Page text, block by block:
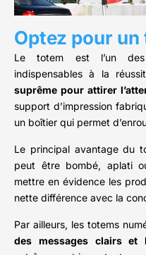
Optez pour un
Le totem est l’un des
indispensables à la
suprême pour attirer
support d’impression
un boîtier qui permet
Le principal avantage du
peut être bombé, aplati
mettre en évidence les
nette différence avec la
Par ailleurs, les totems
des messages clairs et